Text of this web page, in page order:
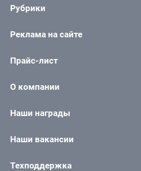
Рубрики
Реклама на сайте
Прайс-лист
О компании
Наши награды
Наши вакансии
Техподдержка